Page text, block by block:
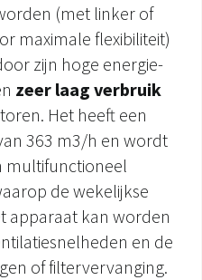
(met linker of
maximale flexibiliteit)
zijn hoge energie-
zeer laag verbruik
Het heeft een
363 m3/h en wordt
multifunctioneel
de wekelijkse
apparaat kan worden
en de
of filtervervanging.